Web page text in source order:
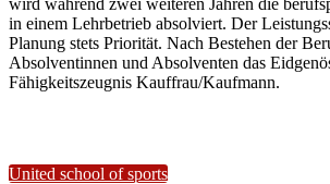
in einem Lehrbetrieb absolviert. Der
Planung stets Priorität. Nach Bestehen der
Absolventinnen und Absolventen das
Fähigkeitszeugnis Kauffrau/Kaufmann.
United school of sports